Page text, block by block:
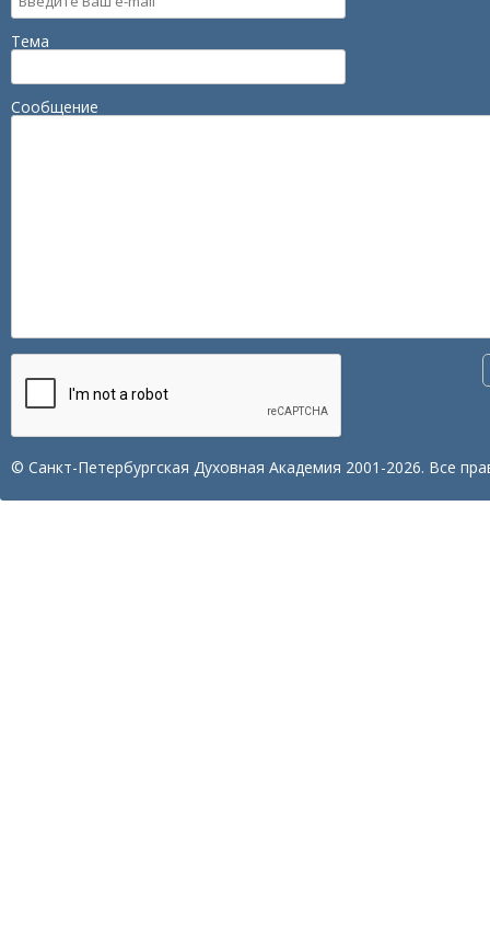
Тема
Сообщение
© Санкт-Петербургская Духовная Академия 2001-2026. Все